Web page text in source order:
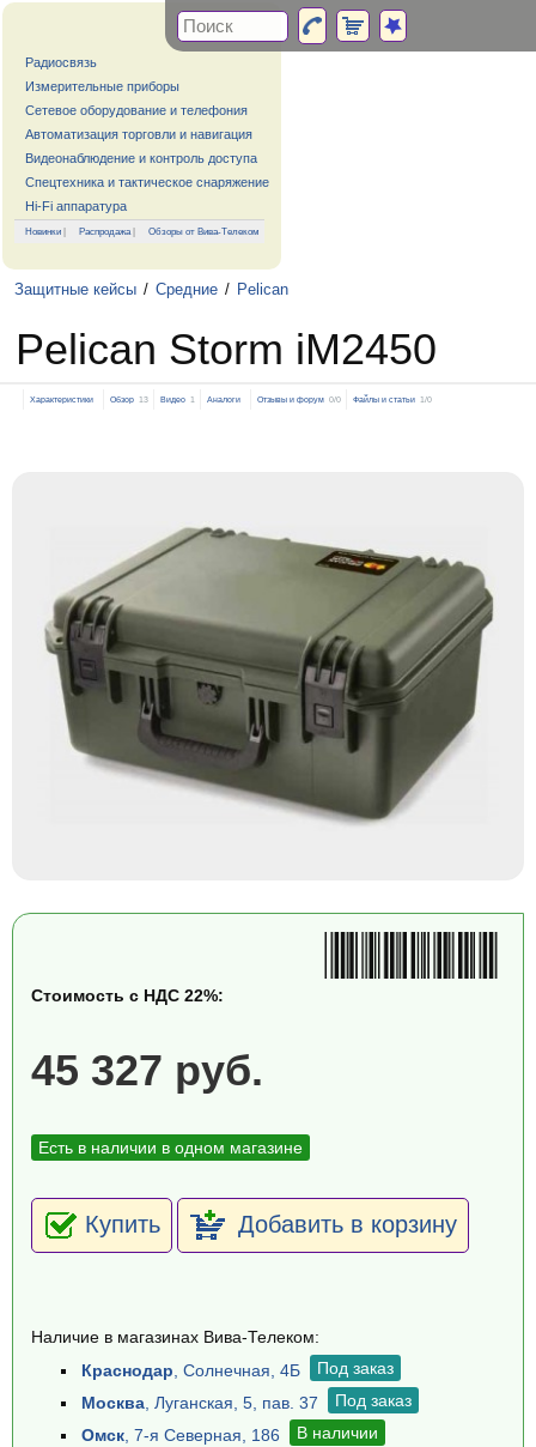
Радиосвязь
Измерительные приборы
Сетевое оборудование и телефония
Автоматизация торговли и навигация
Видеонаблюдение и контроль доступа
Спецтехника и тактическое снаряжение
Hi-Fi аппаратура
Новинки | Распродажа| Обзоры от Вива-Телеком
Защитные кейсы / Средние / Pelican
Pelican Storm iM2450
Характеристики Обзор 13 Видео 1 Аналоги Отзывы и форум 0/0 Файлы и статьи 1/0
Стоимость с НДС 22%:
45 327 руб.
Есть в наличии в одном магазине
Купить Добавить в корзину
Наличие в магазинах Вива-Телеком:
Краснодар, Солнечная, 4Б
Под заказ
Москва, Луганская, 5, пав. 37
Под заказ
Омск, 7-я Северная, 186 В наличии